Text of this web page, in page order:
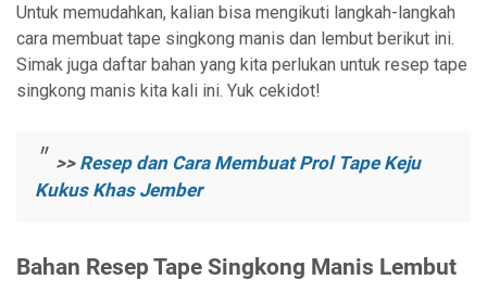
Untuk memudahkan, kalian bisa mengikuti langkah-langkah
cara membuat tape singkong manis dan lembut berikut ini.
Simak juga daftar bahan yang kita perlukan untuk resep tape
singkong manis kita kali ini. Yuk cekidot!
>> Resep dan Cara Membuat Prol Tape Keju
Kukus Khas Jember
Bahan Resep Tape Singkong Manis Lembut